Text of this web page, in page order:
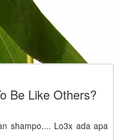
Be Like Others?
shampo.... Lo3x ada apa